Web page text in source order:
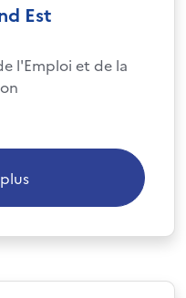
Est
l'Emploi et de la